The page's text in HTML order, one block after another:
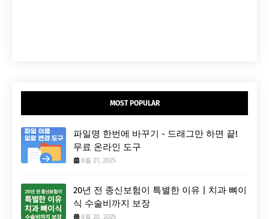
MOST POPULAR
파일명 한번에 바꾸기 - 드래그만 하면 끝!
무료 온라인 도구
8월 21, 2025
20년 전 종신보험이 특별한 이유 | 치과 뼈이
식 수술비까지 보장
8월 20, 2025